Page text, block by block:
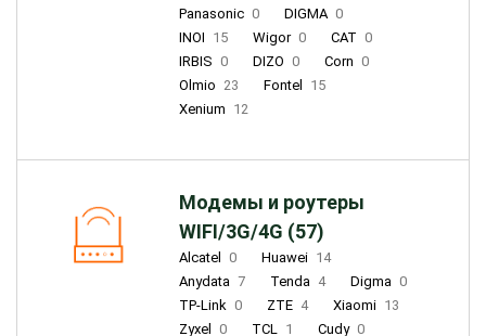
Panasonic 0 DIGMA 0
INOI 15 Wigor 0 CAT 0
IRBIS 0 DIZO 0 Corn 0
Olmio 23 Fontel
15
Xenium 12
Модемы и роутеры
WIFI/3G/4G (57)
Alcatel 0 Huawei 14
Anydata 7 Tenda 4 Digma 0
TP-Link 0 ZTE 4 Xiaomi 13
Zyxel
0 TCL 1 Cudy 0